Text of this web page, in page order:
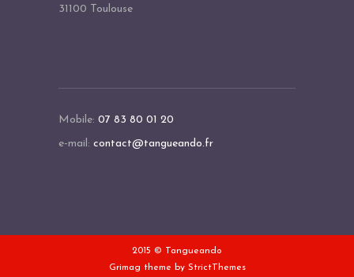
31100 Toulouse
Mobile: 07 83 80 01 20
e-mail: contact@tangueando.fr
2015 © Tangueando
Grimag theme by StrictThemes